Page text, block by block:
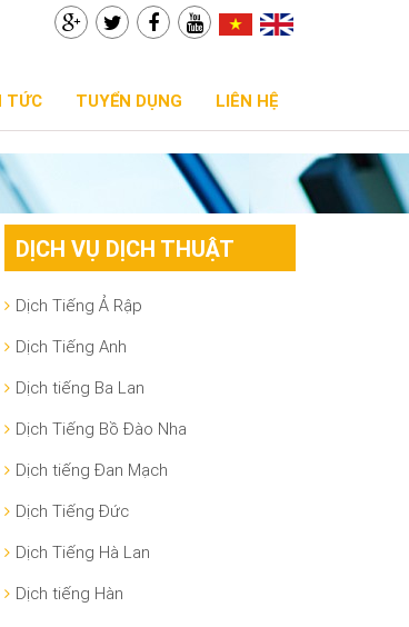
TỨC TUYỂN DỤNG LIÊN HỆ
DỊCH VỤ DỊCH THUẬT
Dịch Tiếng Ả Rập
Dịch Tiếng Anh
Dịch tiếng Ba Lan
Dịch Tiếng Bồ Đào Nha
Dịch tiếng Đan Mạch
Dịch Tiếng Đức
Dịch Tiếng Hà Lan
Dịch tiếng Hàn